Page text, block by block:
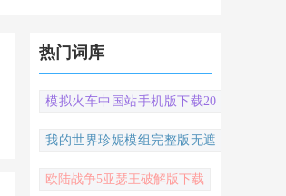
热门词库
模拟火车中国站手机版下载20
我的世界珍妮模组完整版无遮
欧陆战争5亚瑟王破解版下载